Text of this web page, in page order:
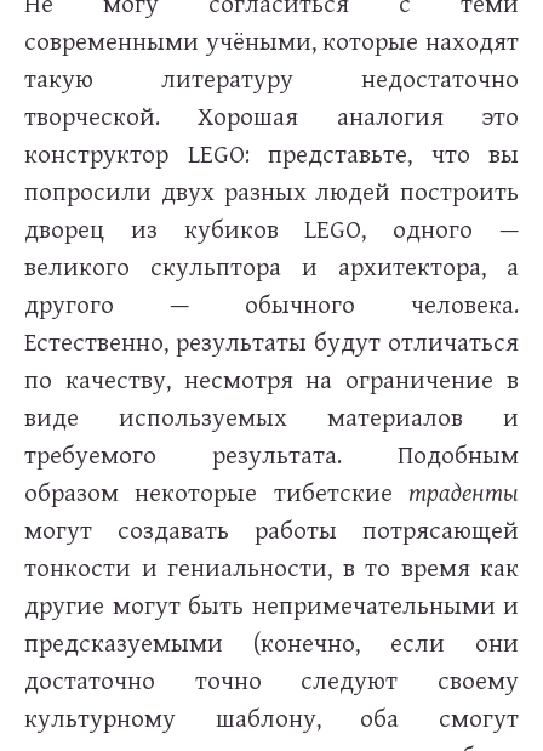
современными учёными, которые находят
такую литературу недостаточно
творческой. Хорошая аналогия это
конструктор LEGO: представьте, что вы
попросили двух разных людей построить
дворец из кубиков LEGO, одного —
великого скульптора и архитектора, а
другого — обычного человека.
Естественно, результаты будут отличаться
по качеству, несмотря на ограничение в
виде используемых материалов и
требуемого результата. Подобным
образом некоторые тибетские траденты
могут создавать работы потрясающей
тонкости и гениальности, в то время как
другие могут быть непримечательными и
предсказуемыми (конечно, если они
достаточно точно следуют своему
культурному шаблону, оба смогут